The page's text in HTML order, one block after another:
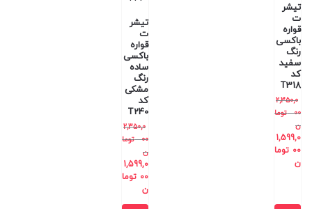
تیشر
ت
قواره
باکسی
رنگ
سفید
کد
T318
2,350,0
00
توما
ن
1,599,0
00 توما
ن
تیشر
ت
قواره
باکسی
ساده
رنگ
مشکی
کد
T240
2,350,0
00
توما
ن
1,599,0
00 توما
ن